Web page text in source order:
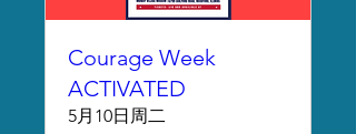
Courage Week
ACTIVATED
5月10日周二